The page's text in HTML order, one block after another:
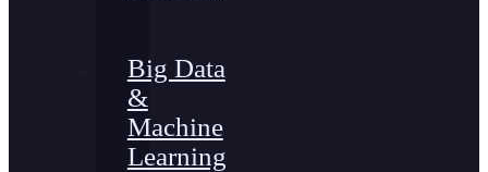
Big Data
&
Machine
Learning